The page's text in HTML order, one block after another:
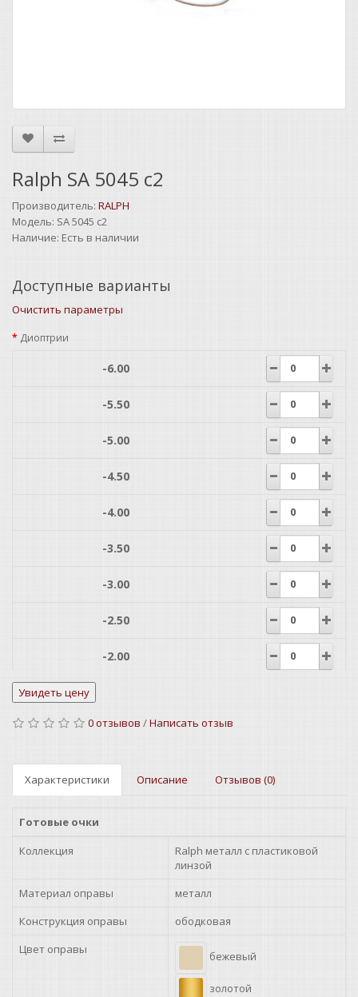
Ralph SA 5045 c2
Производитель: RALPH
Модель: SA 5045 c2
Наличие: Есть в наличии
Доступные варианты
Очистить параметры
Диоптрии
-6.00
-5.50
-5.00
-4.50
-4.00
-3.50
-3.00
-2.50
-2.00
-1.00
+1.00
+1.25
0 отзывов /Написать отзыв
Характеристики Описание Отзывов (0)
Готовые очки
Коллекция
Ralph металл с пластиковой
линзой
Материал оправы
металл
Конструкция оправы
ободковая
Цвет оправы
бежевый
золотой